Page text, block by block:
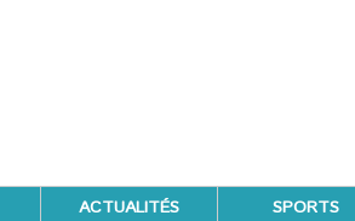
ACTUALITÉS SPORTS